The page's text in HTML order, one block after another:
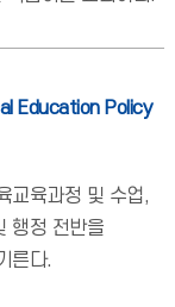
Education Policy
교육과정 및 수업,
행정 전반을
른다.